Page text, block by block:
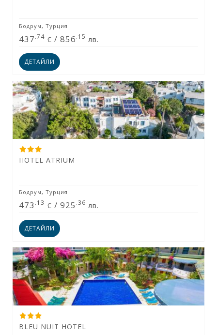
Бодрум, Турция
437.74 € /856.15 лв.
ДЕТАЙЛИ
HOTEL ATRIUM
Бодрум, Турция
473 .13 € /925 .36 лв.
ДЕТАЙЛИ
BLEU NUIT HOTEL